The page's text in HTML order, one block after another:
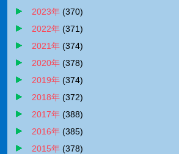
2023年 (370)
2022年 (371)
2021年 (374)
2020年 (378)
2019年 (374)
2018年 (372)
2017年 (388)
2016年 (385)
2015年 (378)